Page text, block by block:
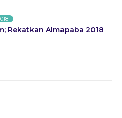
Rekatkan Almapaba 2018